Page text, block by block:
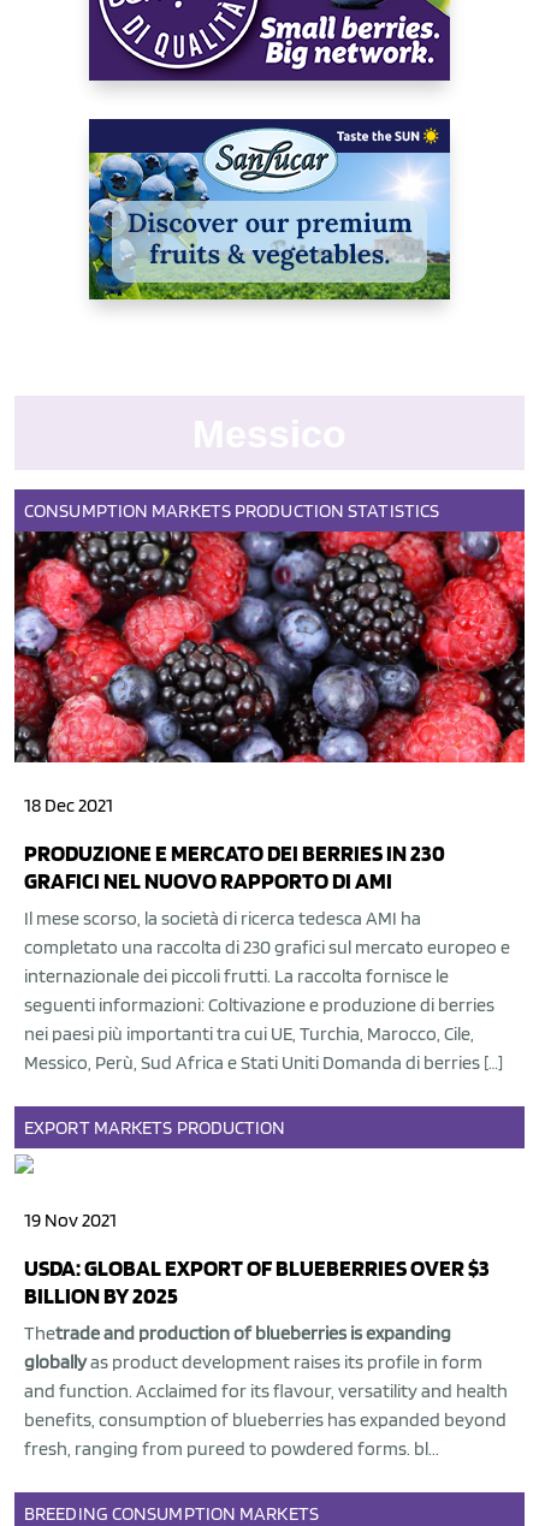
CONSUMPTION MARKETS PRODUCTION STATISTICS
18 Dec 2021
PRODUZIONE E MERCATO DEI BERRIES IN 230
GRAFICI NEL NUOVO RAPPORTO DI AMI
Il mese scorso, la società di ricerca tedesca AMI ha
completato una raccolta di 230 grafici sul mercato europeo e
internazionale dei piccoli frutti. La raccolta fornisce le
seguenti informazioni: Coltivazione e produzione di berries
nei paesi più importanti tra cui UE, Turchia, Marocco, Cile,
Messico, Perù, Sud Africa e Stati Uniti Domanda di berries […]
EXPORT MARKETS PRODUCTION
19 Nov 2021
USDA: GLOBAL EXPORT OF BLUEBERRIES OVER $3
BILLION BY 2025
Thetrade and production of blueberries is expanding
globallyas product development raises its profile in form
and function. Acclaimed for its flavour, versatility and health
benefits, consumption of blueberries has expanded beyond
fresh, ranging from pureed to powdered forms. bl...
BREEDING CONSUMPTION MARKETS